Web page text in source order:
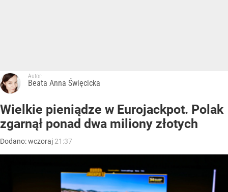
Autor:
Beata Anna Święcicka
Wielkie pieniądze w Eurojackpot. Polak
zgarnął ponad dwa miliony złotych
Dodano:wczoraj 21:37